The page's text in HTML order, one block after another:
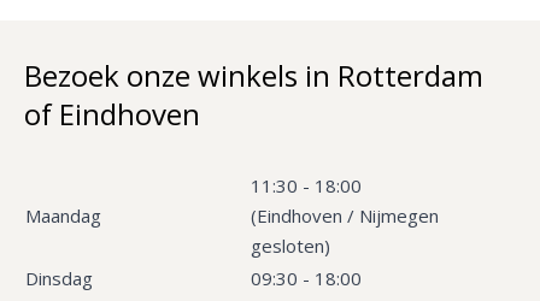
Bezoek onze winkels in Rotterdam
of Eindhoven
Maandag
11:30 - 18:00
(Eindhoven / Nijmegen
gesloten)
Dinsdag
09:30 - 18:00